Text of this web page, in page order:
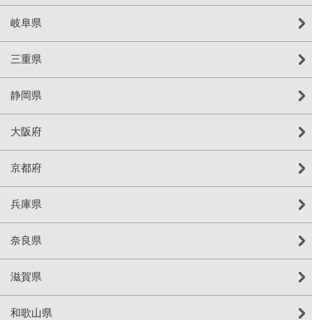
岐阜県
三重県
静岡県
大阪府
京都府
兵庫県
奈良県
滋賀県
和歌山県